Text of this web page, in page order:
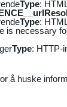
Type:
Type:
is necessary
Type: HTTP-
å huske